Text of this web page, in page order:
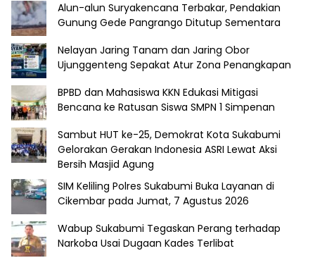
Alun-alun Suryakencana Terbakar, Pendakian
Gunung Gede Pangrango Ditutup Sementara
Nelayan Jaring Tanam dan Jaring Obor
Ujunggenteng Sepakat Atur Zona Penangkapan
BPBD dan Mahasiswa KKN Edukasi Mitigasi
Bencana ke Ratusan Siswa SMPN 1 Simpenan
Sambut HUT ke-25, Demokrat Kota Sukabumi
Gelorakan Gerakan Indonesia ASRI Lewat Aksi
Bersih Masjid Agung
SIM Keliling Polres Sukabumi Buka Layanan di
Cikembar pada Jumat, 7 Agustus 2026
Wabup Sukabumi Tegaskan Perang terhadap
Narkoba Usai Dugaan Kades Terlibat